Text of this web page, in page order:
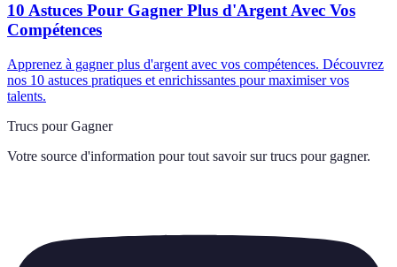
10 Astuces Pour Gagner Plus d'Argent Avec Vos
Compétences
Apprenez à gagner plus d'argent avec vos compétences. Découvrez
nos 10 astuces pratiques et enrichissantes pour maximiser vos
talents.
Trucs pour Gagner
Votre source d'information pour tout savoir sur trucs pour gagner.